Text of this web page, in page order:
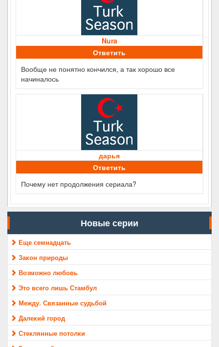
Nura
Ответить
Вообще не понятно кончился, а так хорошо все
начиналось
дарья
Ответить
Почему нет продолжения сериала?
Новые серии
Еще семнадцать
Закон природы
Возможно любовь
Это всего лишь Стамбул
Между. Связанные судьбой
Далекий город
Стеклянные потолки